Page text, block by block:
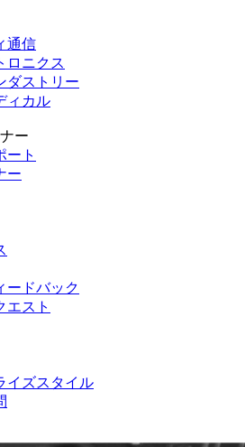
通信
ロニクス
ダストリー
ィカル
ー
ート
ー
ードバック
エスト
イズスタイル